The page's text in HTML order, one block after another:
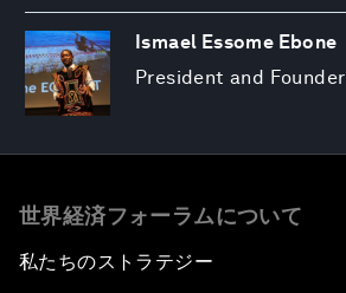
Ismael Essome Ebone
President and Founder
世界経済フォーラムについて
私たちのストラテジー